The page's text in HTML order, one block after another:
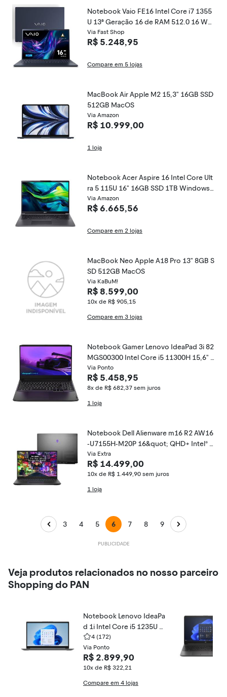
Notebook Vaio FE16 Intel Core i7 1355
U 13ª Geração 16 de RAM 512.0 16 WU
XGA Linux
Via Fast Shop
R$ 5.248,95
Compare em 5 lojas
MacBook Air Apple M2 15,3" 16GB SSD
512GB MacOS
Via Amazon
R$ 10.999,00
1 loja
Notebook Acer Aspire 16 Intel Core Ult
ra 5 115U 16" 16GB SSD 1TB Windows
11 A16-71M-51UQ
Via Amazon
R$ 6.665,56
Compare em 2 lojas
MacBook Neo Apple A18 Pro 13" 8GB S
SD 512GB MacOS
Via KaBuM!
R$ 8.599,00
10x de R$ 905,15
Compare em 3 lojas
Notebook Gamer Lenovo IdeaPad 3i 82
MGS00300 Intel Core i5 11300H 15,6" 8
GB SSD 512 GB Linux GeForce RTX 305
0
Via Ponto
R$ 5.458,95
8x de R$ 682,37 sem juros
1 loja
Notebook Dell Alienware m16 R2 AW16
-U7155H-M20P 16&quot; QHD+ Intel® C
ore™ Ultra 7 32GB 1TB SSD RTX 4060 W
in 11
Via Extra
R$ 14.499,00
10x de R$ 1.449,90 sem juros
1 loja
3 4 5 6 7 8 9
Veja produtos relacionados no nosso parceiro
Shopping do PAN
Notebook Lenovo IdeaPa
d 1i Intel Core i5 1235U 1
5,6" 8GB SSD 512GB Win
dows 11 82VY000QBR
4 (172)
Via Ponto
R$ 2.899,90
10x de R$ 322,21
Compare em 4 lojas